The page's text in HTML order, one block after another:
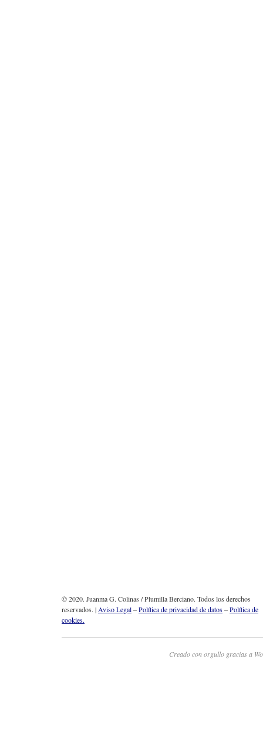
© 2020. Juanma G. Colinas / Plumilla Berciano. Todos los derechos
reservados. |Aviso Legal–Política de privacidad de datos–Política de
cookies.
Creado con orgullo gracias a